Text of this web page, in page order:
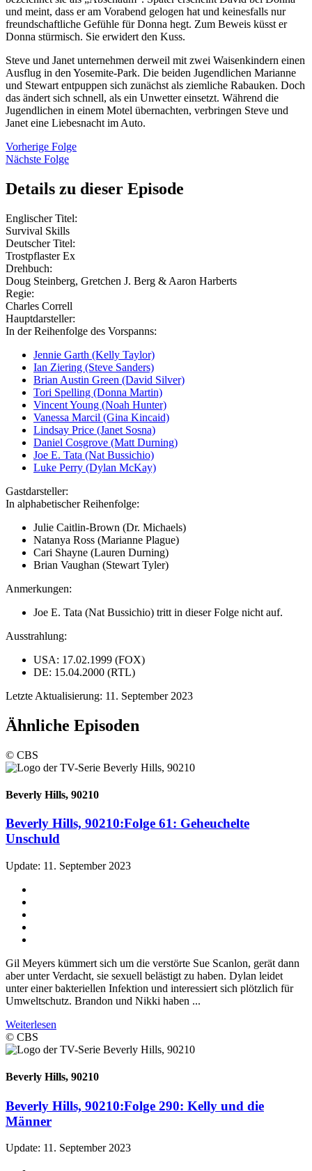
und meint, dass er am Vorabend gelogen hat und keinesfalls nur
freundschaftliche Gefühle für Donna hegt. Zum Beweis küsst er
Donna stürmisch. Sie erwidert den Kuss.
Steve und Janet unternehmen derweil mit zwei Waisenkindern einen
Ausflug in den Yosemite-Park. Die beiden Jugendlichen Marianne
und Stewart entpuppen sich zunächst als ziemliche Rabauken. Doch
das ändert sich schnell, als ein Unwetter einsetzt. Während die
Jugendlichen in einem Motel übernachten, verbringen Steve und
Janet eine Liebesnacht im Auto.
Vorherige Folge
Nächste Folge
Details zu dieser Episode
Englischer Titel:
Survival Skills
Deutscher Titel:
Trostpflaster Ex
Drehbuch:
Doug Steinberg, Gretchen J. Berg & Aaron Harberts
Regie:
Charles Correll
Hauptdarsteller:
In der Reihenfolge des Vorspanns:
Jennie Garth (Kelly Taylor)
Ian Ziering (Steve Sanders)
Brian Austin Green (David Silver)
Tori Spelling (Donna Martin)
Vincent Young (Noah Hunter)
Vanessa Marcil (Gina Kincaid)
Lindsay Price (Janet Sosna)
Daniel Cosgrove (Matt Durning)
Joe E. Tata (Nat Bussichio)
Luke Perry (Dylan McKay)
Gastdarsteller:
In alphabetischer Reihenfolge:
Julie Caitlin-Brown (Dr. Michaels)
Natanya Ross (Marianne Plague)
Cari Shayne (Lauren Durning)
Brian Vaughan (Stewart Tyler)
Anmerkungen:
Joe E. Tata (Nat Bussichio) tritt in dieser Folge nicht auf.
Ausstrahlung:
USA: 17.02.1999 (FOX)
DE: 15.04.2000 (RTL)
Letzte Aktualisierung: 11. September 2023
Ähnliche Episoden
© CBS
Beverly Hills, 90210
Beverly Hills, 90210:Folge 61: Geheuchelte
Unschuld
Update: 11. September 2023
Gil Meyers kümmert sich um die verstörte Sue Scanlon, gerät dann
aber unter Verdacht, sie sexuell belästigt zu haben. Dylan leidet
unter einer bakteriellen Infektion und interessiert sich plötzlich für
Umweltschutz. Brandon und Nikki haben ...
Weiterlesen
© CBS
Beverly Hills, 90210
Beverly Hills, 90210:Folge 290: Kelly und die
Männer
Update: 11. September 2023